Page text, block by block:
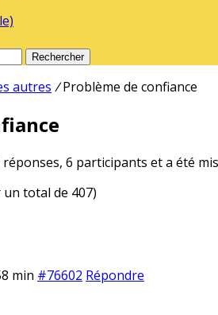
Rechercher
autres / Problème de confiance
6 participants et a été
un total de 407)
min #76602 Répondre